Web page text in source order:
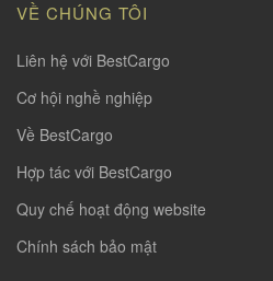
VỀ CHÚNG TÔI
Liên hệ với BestCargo
Cơ hội nghề nghiệp
Về BestCargo
Hợp tác với BestCargo
Quy chế hoạt động website
Chính sách bảo mật